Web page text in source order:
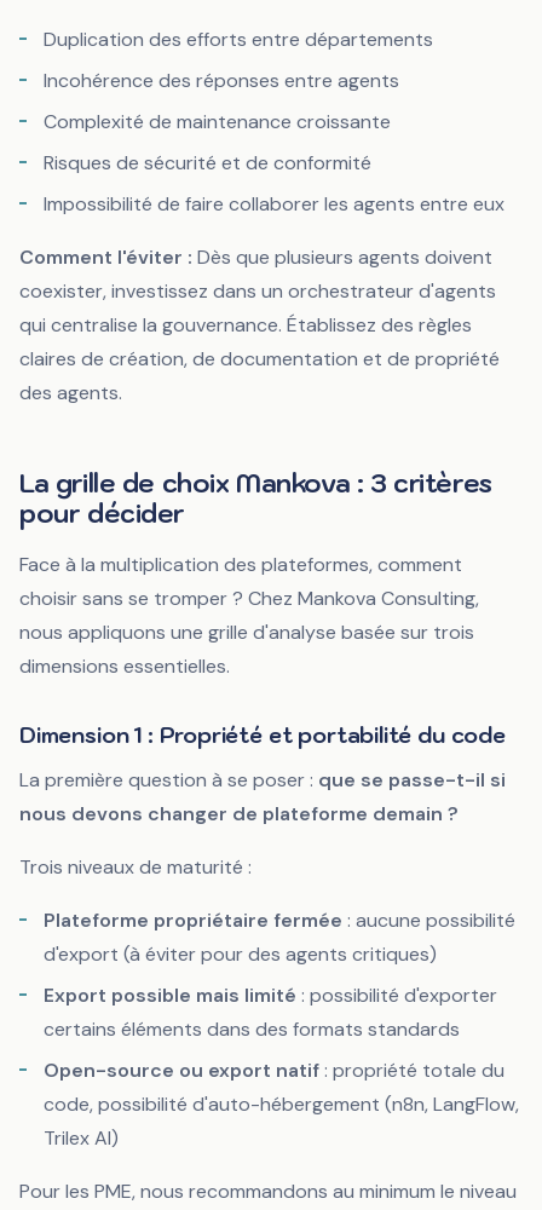
Duplication des efforts entre départements
Incohérence des réponses entre agents
Complexité de maintenance croissante
Risques de sécurité et de conformité
Impossibilité de faire collaborer les agents entre eux
Comment l'éviter : Dès que plusieurs agents doivent
coexister, investissez dans un orchestrateur d'agents
qui centralise la gouvernance. Établissez des règles
claires de création, de documentation et de propriété
des agents.
La grille de choix Mankova : 3 critères
pour décider
Face à la multiplication des plateformes, comment
choisir sans se tromper ? Chez Mankova Consulting,
nous appliquons une grille d'analyse basée sur trois
dimensions essentielles.
Dimension 1 : Propriété et portabilité du code
La première question à se poser : que se passe-t-il si
nous devons changer de plateforme demain ?
Trois niveaux de maturité :
Plateforme propriétaire fermée : aucune possibilité
d'export (à éviter pour des agents critiques)
Export possible mais limité : possibilité d'exporter
certains éléments dans des formats standards
Open-source ou export natif: propriété totale du
code, possibilité d'auto-hébergement (n8n, LangFlow,
Trilex AI)
Pour les PME, nous recommandons au minimum le niveau